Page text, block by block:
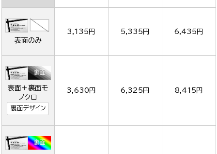
表面のみ
3,135円 5,335円 6,435円
表面＋裏面モ
ノクロ
裏面デザイン
3,630円 6,325円 8,415円